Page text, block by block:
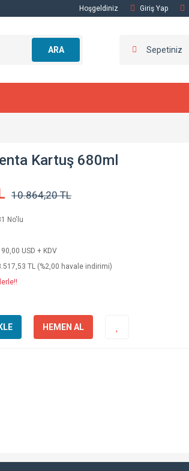
Hoşgeldiniz Giriş Yap
ARA Sepetiniz
Kartuş 680ml
10.864,20 TL
No'lu
USD + KDV
TL (%2,00 havale indirimi)
HEMEN AL